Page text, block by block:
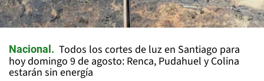
Nacional
Todos los cortes de luz en Santiago para
hoy domingo 9 de agosto: Renca, Pudahuel y Colina
estarán sin energía